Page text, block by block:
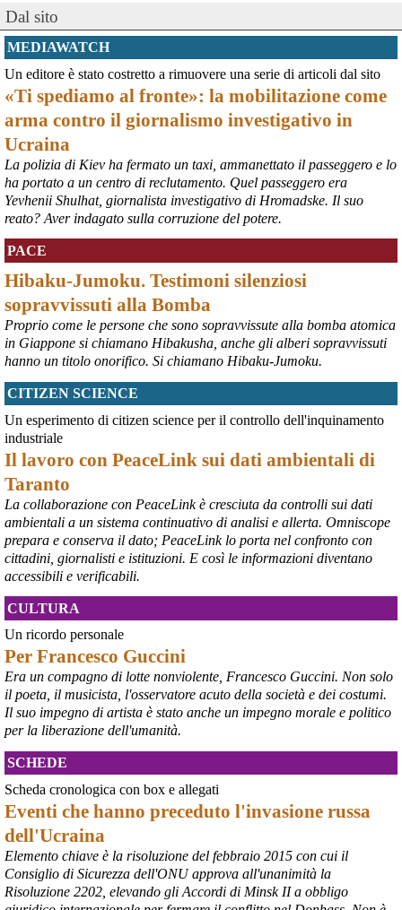
@peacelink
L'unica risposta ai nostri nemici e a chi ci vuole male è la forza, la
determinazione e la vittoria totale, senza accordi e senza pietà.
Hamas e Hezbollah devono essere annientati fino all'ultimo di loro,
senza esitare e senza fermarci". Lo ha scritto su X il ministro della
Sicurezza nazionale di Israele, Itamar Ben-Gvir, sostenendo che la
sicurezza di Israele non può essere garantita da "accordi" dietro cui
"si nascondono menzogne e inganni". (Rainews)
#Israele
@peacelink - 10/8/2026 7:13
Il Segretario ONU Guterres ha esortato Russia e Ucraina a cessare
gli attacchi contro le aree civili, dove decine di persone hanno
perso la vita. Il suo portavoce Farhan Haq ha detto: "Quest'ultima
serie di attacchi segue un allarmante schema di intensificazione
degli attacchi contro le aree popolate. Gli attacchi contro i civili e le
infrastrutture civili costituiscono una chiara violazione del diritto
umanitario e devono cessare immediatamente". Askanews 7.8.26
#ONU #civili #Russia # Ucraina
@peacelink - 10/8/2026 7:08
ansa.it/sito/notizie/mondo/202
Sale a 5 morti il bilancio del raid ucraino su Belgorod, 'colpiti edifici
civili'. Fonti russe citate da Sky denunciano eccidio in un
caseggiato.
#Belgorod #civili
@peacelink - 10/8/2026 7:06
Da settimane l'Ucraina spinge i suoi raid sempre più lontano oltre il
fronte, e non si affida più soltanto ai droni. A entrare in azione sono
ormai anche i nuovi missili FP-5 Flamingo, come confermato dallo
stesso presidente Volodymyr Zelensky: ordigni capaci di
raggiungere bersagli fino a 3mila chilometri di distanza, volando a
bassa quota, tra i 20 metri e i 10 chilometri d'altezza.
@peacelink - 9/8/2026 17:43
Il segretario dell'ONU Guterres ha condannato gli attacchi russi
contro Kiev come "una violazione del diritto internazionale
umanitario", definendo il 4 agosto la "giornata più letale" per i civili
ucraini dall'inizio dell'anno, con 17 morti e oltre 44 feriti in un solo
attacco .
Nei primi 6 mesi del 2026, l'ONU ha confermato quasi 1.400 civili
ucraini uccisi e quasi 8.000 feriti a causa degli attacchi russi , un
Dal sito
MEDIAWATCH
Un editore è stato costretto a rimuovere una serie di articoli dal sito
«Ti spediamo al fronte»: la mobilitazione come
arma contro il giornalismo investigativo in
Ucraina
La polizia di Kiev ha fermato un taxi, ammanettato il passeggero e lo
ha portato a un centro di reclutamento. Quel passeggero era
Yevhenii Shulhat, giornalista investigativo di Hromadske. Il suo
reato? Aver indagato sulla corruzione del potere.
PACE
Hibaku-Jumoku. Testimoni silenziosi
sopravvissuti alla Bomba
Proprio come le persone che sono sopravvissute alla bomba atomica
in Giappone si chiamano Hibakusha, anche gli alberi sopravvissuti
hanno un titolo onorifico. Si chiamano Hibaku-Jumoku.
CITIZEN SCIENCE
Un esperimento di citizen science per il controllo dell'inquinamento
industriale
Il lavoro con PeaceLink sui dati ambientali di
Taranto
La collaborazione con PeaceLink è cresciuta da controlli sui dati
ambientali a un sistema continuativo di analisi e allerta. Omniscope
prepara e conserva il dato; PeaceLink lo porta nel confronto con
cittadini, giornalisti e istituzioni. E così le informazioni diventano
accessibili e verificabili.
CULTURA
Un ricordo personale
Per Francesco Guccini
Era un compagno di lotte nonviolente, Francesco Guccini. Non solo
il poeta, il musicista, l'osservatore acuto della società e dei costumi.
Il suo impegno di artista è stato anche un impegno morale e politico
per la liberazione dell'umanità.
SCHEDE
Scheda cronologica con box e allegati
Eventi che hanno preceduto l'invasione russa
dell'Ucraina
Elemento chiave è la risoluzione del febbraio 2015 con cui il
Consiglio di Sicurezza dell'ONU approva all'unanimità la
Risoluzione 2202, elevando gli Accordi di Minsk II a obbligo